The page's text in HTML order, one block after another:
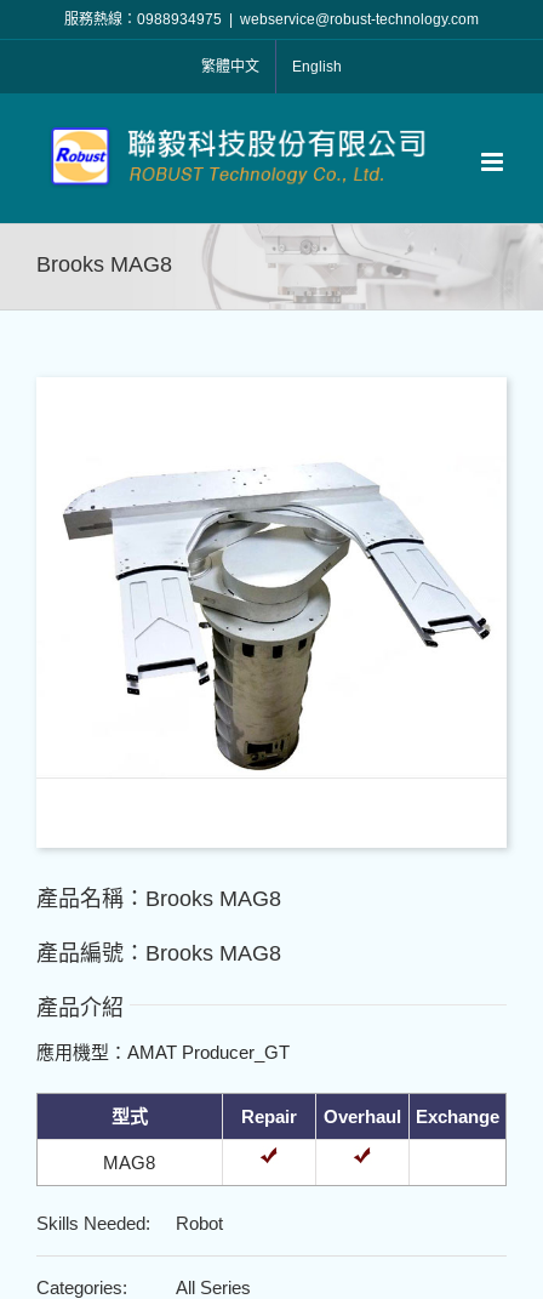
服務熱線：0988934975 webservice@robust-technology.com
繁體中文 English
Brooks MAG8
產品名稱：Brooks MAG8
產品編號：Brooks MAG8
產品介紹
應用機型：AMAT Producer_GT
型式 Repair Overhaul Exchange
MAG8
Skills Needed: Robot
Categories:
All Series